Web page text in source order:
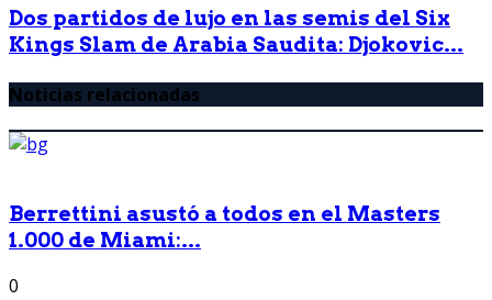
Dos partidos de lujo en las semis del Six
Kings Slam de Arabia Saudita: Djokovic...
Noticias relacionadas
Berrettini asustó a todos en el Masters
1.000 de Miami:...
0